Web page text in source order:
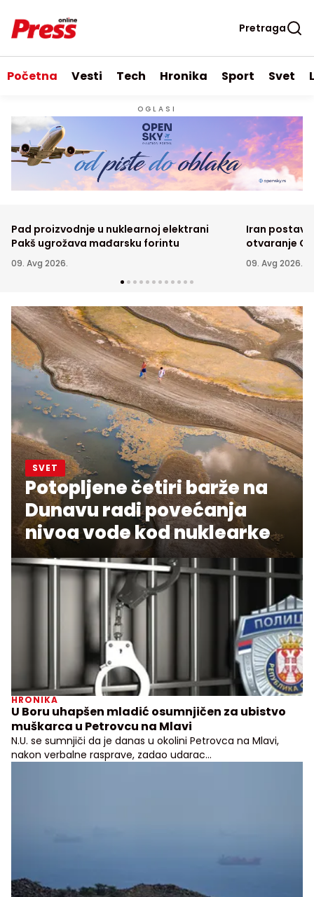
Pretraga
Početna Vesti Tech Hronika Sport Svet
OGLASI
Pad proizvodnje u nuklearnoj elektrani
Pakš ugrožava mađarsku forintu
09. Avg 2026.
Iran
otvaranje
09. Avg 2026.
SVET
Potopljene četiri barže na
Dunavu radi povećanja
nivoa vode kod nuklearke
HRONIKA
U Boru uhapšen mladić osumnjičen za ubistvo
muškarca u Petrovcu na Mlavi
N.U. se sumnjiči da je danas u okolini Petrovca na Mlavi,
nakon verbalne rasprave, zadao udarac